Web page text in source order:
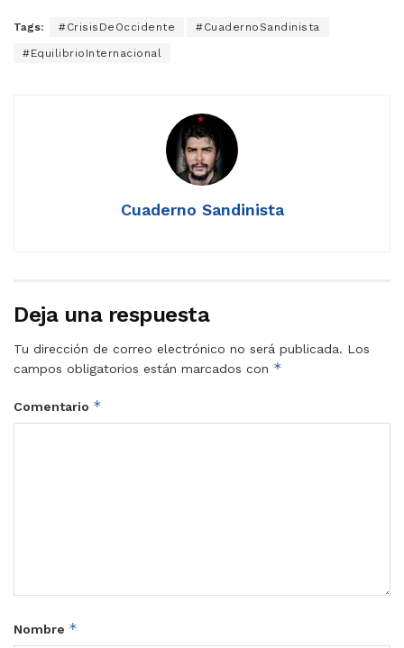
Tags: #CrisisDeOccidente #CuadernoSandinista
#EquilibrioInternacional
Cuaderno Sandinista
Deja una respuesta
Tu dirección de correo electrónico no será publicada. Los
campos obligatorios están marcados con *
Comentario *
Nombre *